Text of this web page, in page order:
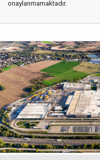
onaylanmamaktadır.